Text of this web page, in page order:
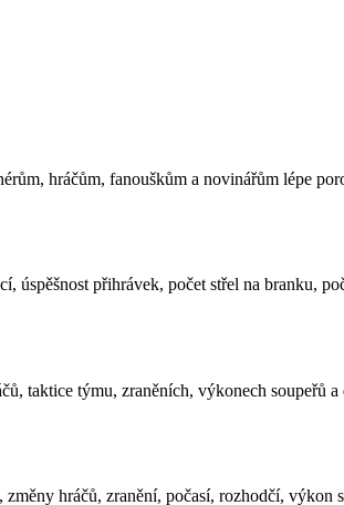
hráčům, fanouškům a novinářům lépe
úspěšnost přihrávek, počet střel na branku,
taktice týmu, zraněních, výkonech soupeřů
hráčů, zranění, počasí, rozhodčí, výkon